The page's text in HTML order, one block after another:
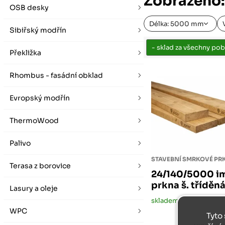
Délka: 5000 mm
24/140/5000
prkna š.
skladem
OSB desky
Sibiřský modřín
Překližka
Rhombus - fasádní obklad
Evropský modřín
ThermoWood
Palivo
Terasa z borovice
Lasury a oleje
WPC
Po-Pá 07:00 - 16:00, So 08:00 - 12:00 (ne Liberec)
Zimní otevírací doba (listopad - únor)
Po-Pá 08:00 - 16:00, So 08:00 - 12:00 (ne Liberec)
Tyto